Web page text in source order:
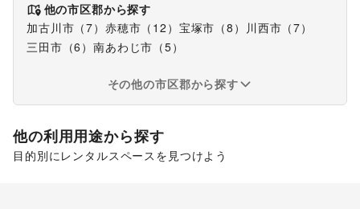
他の市区郡から探す
加古川市 （7） 赤穂市 （ 12 ） 宝塚市 （8 ） 川西市 （7）
三田市 （6 ）南あわじ市 （5）
その他の市区郡から探す
他の利用用途から探す
目的別にレンタルスペースを見つけよう